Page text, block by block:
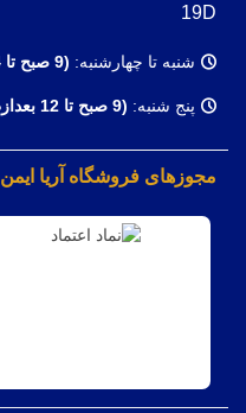
19D
شنبه تا چهارشنبه: (9 صبح تا 4 بعدازظهر)
پنج شنبه: (9 صبح تا 12 بعدازظهر)
مجوزهای فروشگاه آریا ایمن